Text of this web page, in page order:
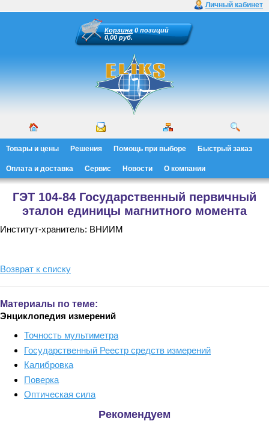
Личный кабинет
Корзина 0 позиций
0,00 руб.
Товары и цены Решения Помощь при выборе Быстрый заказ
Оплата и доставка Сервис Новости О компании
ГЭТ 104-84 Государственный первичный
эталон единицы магнитного момента
Институт-хранитель: ВНИИМ
Возврат к списку
Материалы по теме:
Энциклопедия измерений
Точность мультиметра
Государственный Реестр средств измерений
Калибровка
Поверка
Оптическая сила
Рекомендуем